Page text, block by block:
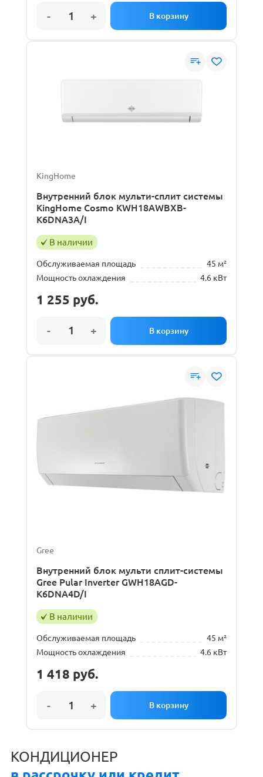
KingHome
Внутренний блок мульти-сплит системы
KingHome Cosmo KWH18AWBXB-
K6DNA3A/I
В наличии
Обслуживаемая площадь
45 м²
Мощность охлаждения
4.6 кВт
1 255 руб.
Gree
Внутренний блок мульти сплит-системы
Gree Pular Inverter GWH18AGD-
K6DNA4D/I
В наличии
Обслуживаемая площадь
45 м²
Мощность охлаждения
4.6 кВт
1 418 руб.
КОНДИЦИОНЕР